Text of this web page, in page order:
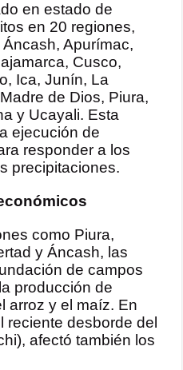
en estado de
en 20 regiones,
Apurímac,
Cusco,
Ica, Junín, La
de Dios, Piura,
y Ucayali. Esta
ejecución de
responder a los
precipitaciones.
como Piura,
y Áncash, las
de campos
producción de
arroz y el maíz. En
reciente desborde del
afectó también los